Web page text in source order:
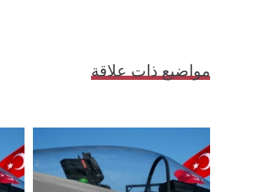
مواضيع ذات علاقة